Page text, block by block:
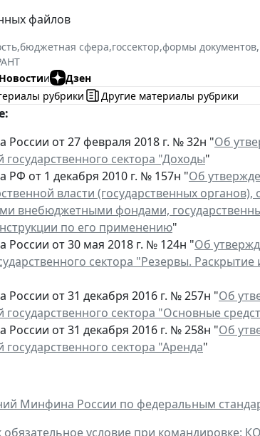
файлов
,бюджетная сфера,госсектор,формы документов,
Новостии
Дзен
рубрики
Другие материалы рубрики
от 27 февраля 2018 г. № 32н "Об
государственного сектора "Доходы"
от 1 декабря 2010 г. № 157н "Об
власти (государственных
внебюджетными фондами,
по его применению"
от 30 мая 2018 г. № 124н "Об
сектора "Резервы.
от 31 декабря 2016 г. № 257н "Об
государственного сектора "Основные
от 31 декабря 2016 г. № 258н "Об
государственного сектора "Аренда"
Минфина России по федеральным
обязательное условие при командировке: